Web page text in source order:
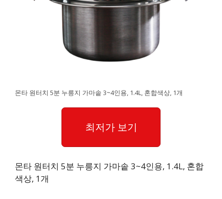
몬타 원터치 5분 누릉지 가마솥 3~4인용, 1.4L, 혼합색상, 1개
최저가 보기
몬타 원터치 5분 누릉지 가마솥 3~4인용, 1.4L, 혼합
색상, 1개